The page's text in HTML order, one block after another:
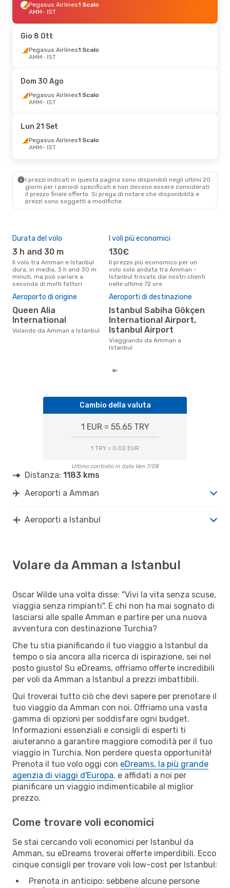
Pegasus AirlinesDiretto
AMM- IST
IST- AMM
Ven 18 Set- Mar 22 Set
Pegasus Airlines
IST - AMM
Pegasus Airlines
AMM - IST
Pegasus AirlinesDiretto
IST- AMM
Pegasus Airlines1 Scalo
AMM- IST
Gio 8 Ott
Pegasus Airlines1 Scalo
AMM- IST
Dom 30 Ago
Pegasus Airlines1 Scalo
AMM- IST
Lun 21 Set
Pegasus Airlines1 Scalo
AMM- IST
I prezzi indicati in questa pagina sono disponibili negli ultimi 20
giorni per i periodi specificati e non devono essere considerati
il ​​prezzo finale offerto. Si prega di notare che disponibilità e
prezzi sono soggetti a modifiche.
Durata del volo
3 h and 30 m
Il volo tra Amman e Istanbul
dura, in media, 3 h and 30 m
minuti, ma può variare a
seconda di molti fattori
I voli più economici
130€
Il prezzo più economico per un
volo solo andata tra Amman -
Istanbul trovato dai nostri clienti
nelle ultime 72 ore
Aeroporto di origine
Queen Alia
International
Volando da Amman a Istanbul
Aeroporti di destinazione
International Airport,
Istanbul Airport
Viaggiando da Amman a
Istanbul
Cambio della valuta
1 EUR = 55.65 TRY
1 TRY = 0.02 EUR
Ultimo controllo in data Ven 7/08
Distanza: 1183 kms
Aeroporti a Amman
Aeroporti a Istanbul
Volare da Amman a Istanbul
Oscar Wilde una volta disse: "Vivi la vita senza scuse,
viaggia senza rimpianti". E chi non ha mai sognato di
lasciarsi alle spalle Amman e partire per una nuova
avventura con destinazione Turchia?
Che tu stia pianificando il tuo viaggio a Istanbul da
tempo o sia ancora alla ricerca di ispirazione, sei nel
posto giusto! Su eDreams, offriamo offerte incredibili
per voli da Amman a Istanbul a prezzi imbattibili.
Qui troverai tutto ciò che devi sapere per prenotare il
tuo viaggio da Amman con noi. Offriamo una vasta
gamma di opzioni per soddisfare ogni budget.
Informazioni essenziali e consigli di esperti ti
aiuteranno a garantire maggiore comodità per il tuo
viaggio in Turchia. Non perdere questa opportunità!
Prenota il tuo volo oggi con eDreams, la più grande
agenzia di viaggi d'Europa, e affidati a noi per
pianificare un viaggio indimenticabile al miglior
prezzo.
Come trovare voli economici
Se stai cercando voli economici per Istanbul da
Amman, su eDreams troverai offerte imperdibili. Ecco
cinque consigli per trovare voli low-cost per Istanbul:
Prenota in anticipo: sebbene alcune persone